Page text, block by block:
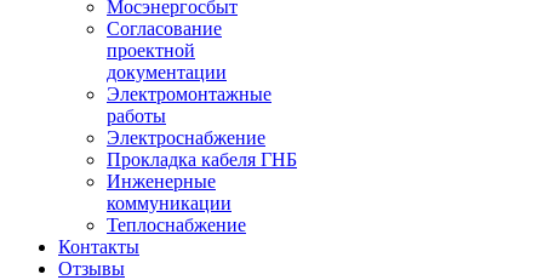
Мосэнергосбыт
Согласование
проектной
документации
Электромонтажные
работы
Электроснабжение
Прокладка кабеля ГНБ
Инженерные
коммуникации
Теплоснабжение
Контакты
Отзывы